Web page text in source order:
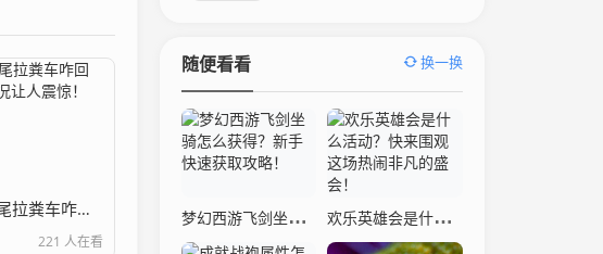
公交车追尾拉粪车咋回事？现场情况让人震惊！
221 人在看
随便看看 换一换
梦幻西游飞剑坐骑怎么获得？新手快速获取攻略！ 欢乐英雄会是什么活动？快来围观这场热闹非凡的盛会！